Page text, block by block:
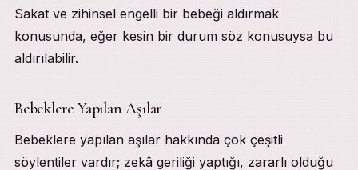
Sakat ve zihinsel engelli bir bebeği aldırmak
konusunda, eğer kesin bir durum söz konusuysa bu
aldırılabilir.
Bebeklere Yapılan Aşılar
Bebeklere yapılan aşılar hakkında çok çeşitli
söylentiler vardır; zekâ geriliği yaptığı, zararlı olduğu